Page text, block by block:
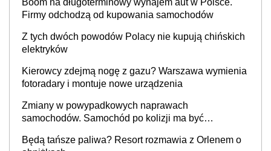
Boom na długoterminowy wynajem aut w Polsce.
Firmy odchodzą od kupowania samochodów
Z tych dwóch powodów Polacy nie kupują chińskich
elektryków
Kierowcy zdejmą nogę z gazu? Warszawa wymienia
fotoradary i montuje nowe urządzenia
Zmiany w powypadkowych naprawach
samochodów. Samochód po kolizji ma być
producenta
Będą tańsze paliwa? Resort rozmawia z Orlenem o